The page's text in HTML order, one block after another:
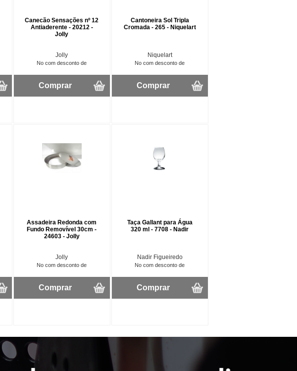
Canecão Sensações nº 12
Antiaderente - 20212 -
Jolly
Jolly
No com desconto de
Comprar
Cantoneira Sol Tripla
Cromada - 265 - Niquelart
Niquelart
No com desconto de
Comprar
Assadeira Redonda com
Fundo Removível 30cm -
24603 - Jolly
Jolly
No com desconto de
Comprar
Taça Gallant para Água
320 ml - 7708 - Nadir
Nadir Figueiredo
No com desconto de
Comprar